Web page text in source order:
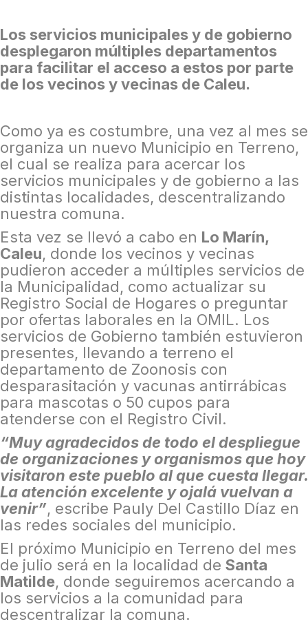
Los servicios municipales y de gobierno
desplegaron múltiples departamentos
para facilitar el acceso a estos por parte
de los vecinos y vecinas de Caleu.
Como ya es costumbre, una vez al mes se
organiza un nuevo Municipio en Terreno,
el cual se realiza para acercar los
servicios municipales y de gobierno a las
distintas localidades, descentralizando
nuestra comuna.
Esta vez se llevó a cabo en Lo Marín,
Caleu, donde los vecinos y vecinas
pudieron acceder a múltiples servicios de
la Municipalidad, como actualizar su
Registro Social de Hogares o preguntar
por ofertas laborales en la OMIL. Los
servicios de Gobierno también estuvieron
presentes, llevando a terreno el
departamento de Zoonosis con
desparasitación y vacunas antirrábicas
para mascotas o 50 cupos para
atenderse con el Registro Civil.
“Muy agradecidos de todo el despliegue
de organizaciones y organismos que hoy
visitaron este pueblo al que cuesta llegar.
La atención excelente y ojalá vuelvan a
venir”, escribe Pauly Del Castillo Díaz en
las redes sociales del municipio.
El próximo Municipio en Terreno del mes
de julio será en la localidad de Santa
Matilde, donde seguiremos acercando a
los servicios a la comunidad para
descentralizar la comuna.